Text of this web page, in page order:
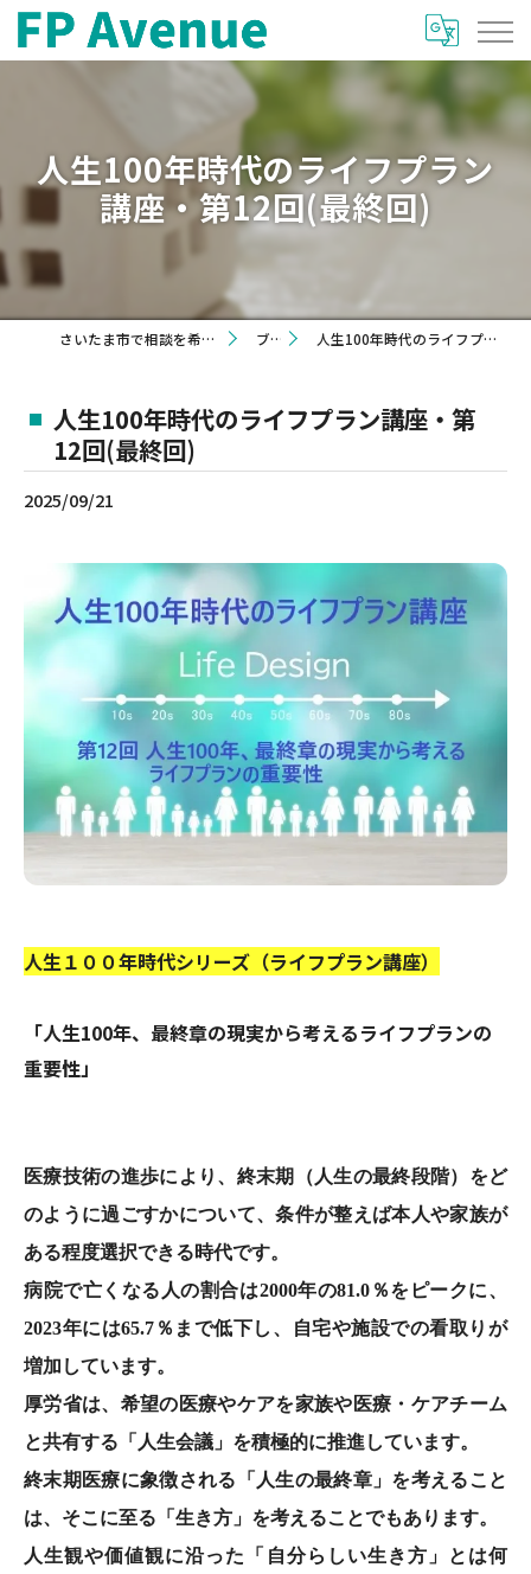
人生100年時代のライフプラン
講座・第12回(最終回)
さいたま市で相談を希望するならFP Avenue ブログ 人生100年時代のライフプラン講座・第12回(最終回)
人生100年時代のライフプラン講座・第
12回(最終回)
2025/09/21
人生１００年時代シリーズ（ライフプラン講座）
「人生100年、最終章の現実から考えるライフプランの
重要性」
医療技術の進歩により、終末期（人生の最終段階）をど
のように過ごすかについて、条件が整えば本人や家族が
ある程度選択できる時代です。
病院で亡くなる人の割合は2000年の81.0％をピークに、
2023年には65.7％まで低下し、自宅や施設での看取りが
増加しています。
厚労省は、希望の医療やケアを家族や医療・ケアチーム
と共有する「人生会議」を積極的に推進しています。
終末期医療に象徴される「人生の最終章」を考えること
は、そこに至る「生き方」を考えることでもあります。
人生観や価値観に沿った「自分らしい生き方」とは何